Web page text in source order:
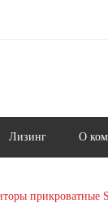
Лизинг О
прикроватные